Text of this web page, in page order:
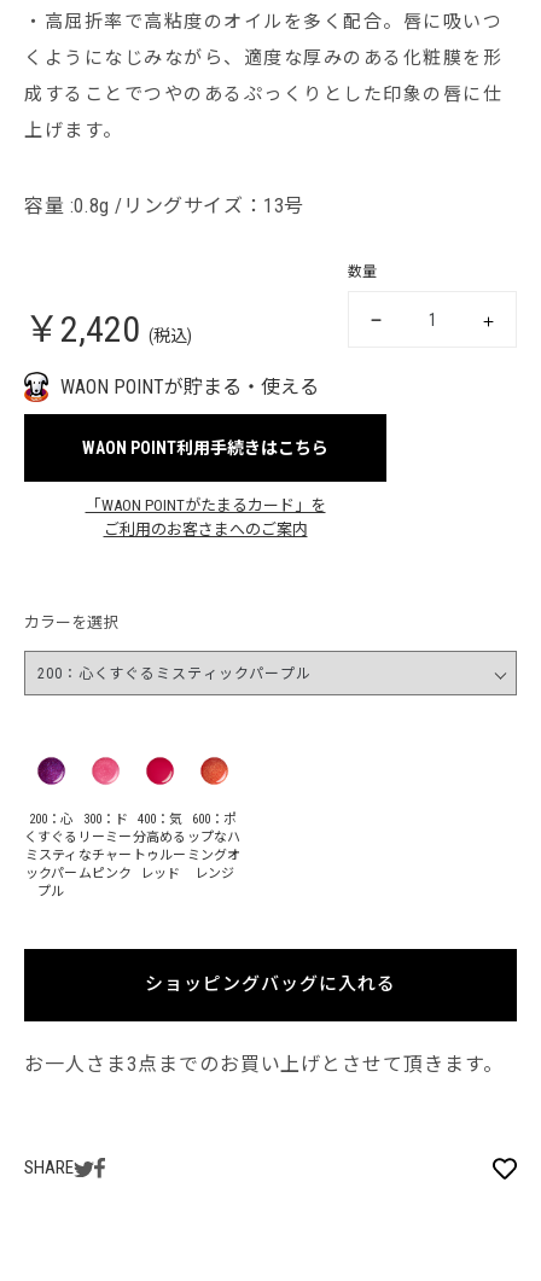
・高屈折率で高粘度のオイルを多く配合。唇に吸いつ
くようになじみながら、適度な厚みのある化粧膜を形
成することでつやのあるぷっくりとした印象の唇に仕
上げます。
容量 :0.8g /リングサイズ：13号
￥2,420 (税込)
数量
WAON POINTが貯まる・使える
WAON POINT利用手続きはこちら
「WAON POINTがたまるカード」を
ご利用のお客さまへのご案内
カラーを選択
200：心
くすぐる
ミスティ
ックパー
プル
300：ド
リーミー
なチャー
ムピンク
400：気
分高める
トゥルー
レッド
600：ポ
ップなハ
ミングオ
レンジ
ショッピングバッグに入れる
お一人さま3点までのお買い上げとさせて頂きます。
SHARE